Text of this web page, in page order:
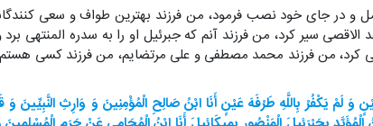
در جای خود نصب فرمود، من فرزند بهترین طواف و سعی
سیر کرد، من فرزند آنم که جبرئیل او را به سدره المنتهی برد
وحی کرد، من فرزند محمد مصطفی و علی مرتضایم، من فرزند کسی
یَکْفُرْ بِاللَّهِ طَرْفَهَ عَیْنٍ أَنَا ابْنُ صَالِحِ الْمُؤْمِنِینَ وَ وَارِثِ النَّبِیِّینَ